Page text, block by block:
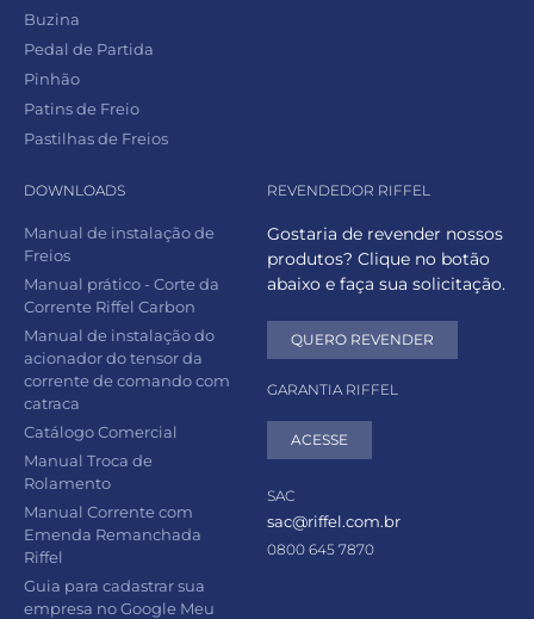
Buzina
Pedal de Partida
Pinhão
Patins de Freio
Pastilhas de Freios
DOWNLOADS
Manual de instalação de
Freios
Manual prático - Corte da
Corrente Riffel Carbon
Manual de instalação do
acionador do tensor da
corrente de comando com
catraca
Catálogo Comercial
Manual Troca de
Rolamento
Manual Corrente com
Emenda Remanchada
Riffel
Guia para cadastrar sua
empresa no Google Meu
REVENDEDOR RIFFEL
Gostaria de revender nossos
produtos? Clique no botão
abaixo e faça sua solicitação.
QUERO REVENDER
GARANTIA RIFFEL
ACESSE
SAC
sac@riffel.com.br
0800 645 7870